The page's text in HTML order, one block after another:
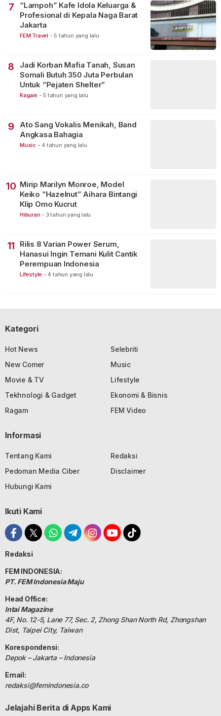
7
“Lampoh” Kafe Idola Keluarga &
Profesional di Kepala Naga Barat
Jakarta
FEM Travel - 5 tahun yang lalu
8
Jadi Korban Mafia Tanah, Susan
Somali Butuh 350 Juta Perbulan
Untuk “Pejaten Shelter”
Ragam - 5 tahun yang lalu
9
Ato Sang Vokalis Menikah, Band
Angkasa Bahagia
Music - 4 tahun yang lalu
10 Mirip Marilyn Monroe, Model
Keiko “Hazelnut” Aihara Bintangi
Klip Omo Kucrut
Hiburan - 3 tahun yang lalu
11
Rilis 8 Varian Power Serum,
Hanasui Ingin Temani Kulit Cantik
Perempuan Indonesia
Lifestyle - 4 tahun yang lalu
Kategori
Hot News
Selebriti
New Comer
Music
Movie & TV
Lifestyle
Tekhnologi & Gadget
Ekonomi & Bisnis
Ragam
FEM Video
Informasi
Tentang Kami
Redaksi
Pedoman Media Ciber
Disclaimer
Hubungi Kami
Ikuti Kami
Redaksi
FEM INDONESIA:
PT. FEM Indonesia Maju
Head Office:
Intai Magazine
4F, No. 12-5, Lane 77, Sec. 2, Zhong Shan North Rd, Zhongshan
Dist, Taipei City, Taiwan
Korespondensi:
Depok – Jakarta – Indonesia
Email:
redaksi@femindonesia.co
Jelajahi Berita di Apps Kami